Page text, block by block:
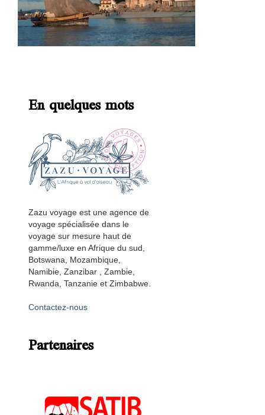
En quelques mots
Zazu voyage est une agence de
voyage spécialisée dans le
voyage sur mesure haut de
gamme/luxe en Afrique du sud,
Botswana, Mozambique,
Namibie, Zanzibar , Zambie,
Rwanda, Tanzanie et Zimbabwe.
Contactez-nous
Partenaires